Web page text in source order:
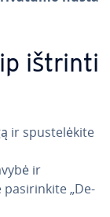
ištrinti
ir spus­te­lė­ki­te
ir
pa­si­rin­ki­te „De­